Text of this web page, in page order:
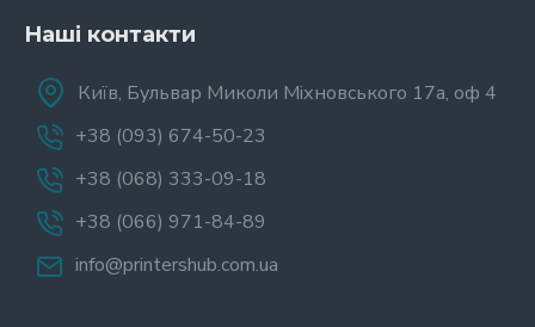
Наші контакти
Київ, Бульвар Миколи Міхновського 17а, оф 4
+38 (093) 674-50-23
+38 (068) 333-09-18
+38 (066) 971-84-89
info@printershub.com.ua